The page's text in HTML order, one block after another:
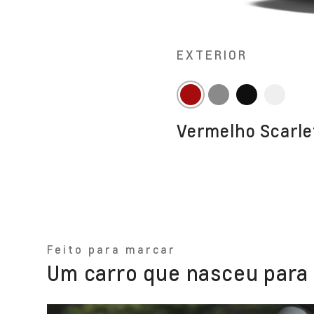
Um
Um
Um
EXTERIOR
Vermelho
Feito para marcar
Um carro que nasceu